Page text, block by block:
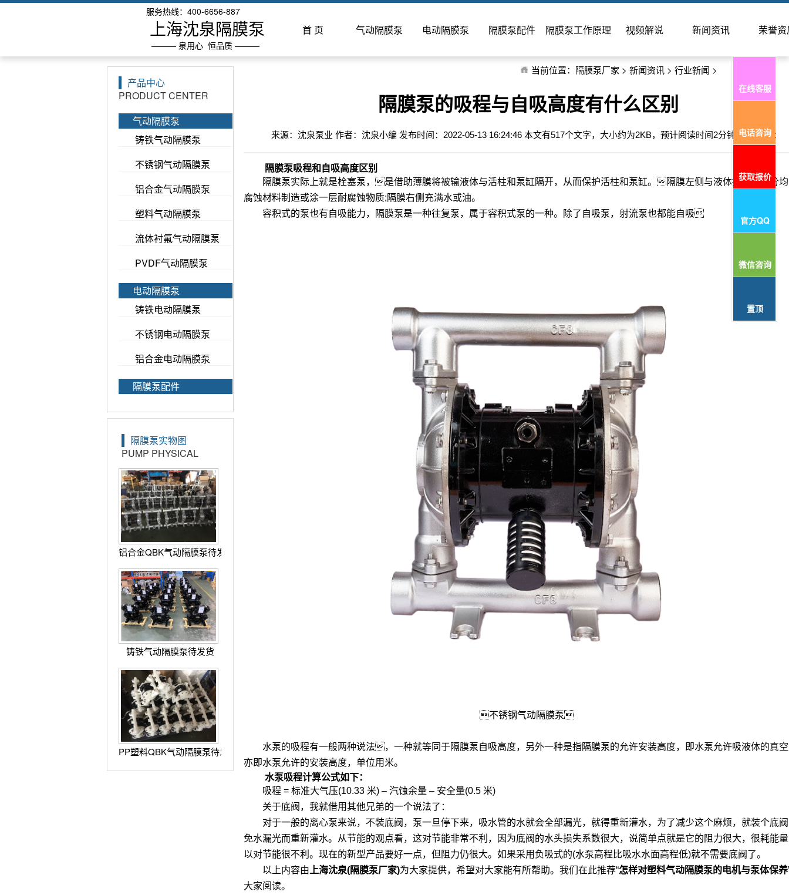
服务热线：400-6656-887
上海沈泉隔膜泵
——— 泉用心 恒品质 ———
首 页 气动隔膜泵 电动隔膜泵 隔膜泵配件 隔膜泵工作原理 视频解说 新闻资讯 荣誉资
在线客服
电话咨询
获取报价
官方QQ
微信咨询
置顶
当前位置： 隔膜泵厂家 > 新闻资讯 > 行业新闻 >
产品中心
PRODUCT CENTER
气动隔膜泵
铸铁气动隔膜泵
不锈钢气动隔膜泵
铝合金气动隔膜泵
塑料气动隔膜泵
流体衬氟气动隔膜泵
PVDF气动隔膜泵
电动隔膜泵
铸铁电动隔膜泵
不锈钢电动隔膜泵
铝合金电动隔膜泵
隔膜泵配件
隔膜泵实物图
PUMP PHYSICAL
铝合金QBK气动隔膜泵待发货
铸铁气动隔膜泵待发货
PP塑料QBK气动隔膜泵待发货
隔膜泵的吸程与自吸高度有什么区别
来源：沈泉泵业 作者：沈泉小编 发布时间：2022-05-13 16:24:46 本文有517个文字，大小约为2KB，预计阅读时间2分钟 阅读次数：
隔膜泵吸程和自吸高度区别
隔膜泵实际上就是栓塞泵， 是借助薄膜将被输液体与活柱和泵缸隔开，从而保护活柱和泵缸。 隔膜左侧与液体接触的部分
腐蚀材料制造或涂一层耐腐蚀物质;隔膜右侧充满水或油。
容积式的泵也有自吸能力，隔膜泵是一种往复泵，属于容积式泵的一种。除了自吸泵，射流泵也都能自吸
不锈钢气动隔膜泵
水泵的吸程有一般两种说法，一种就等同于隔膜泵自吸高度，另外一种是指隔膜泵的允许安装高度，即水泵允许吸液体的真
亦即水泵允许的安装高度，单位用米。
水泵吸程计算公式如下：
吸程 = 标准大气压(10.33 米) – 汽蚀余量 – 安全量(0.5 米)
关于底阀，我就借用其他兄弟的一个说法了：
对于一般的离心泵来说，不装底阀，泵一旦停下来，吸水管的水就会全部漏光，就得重新灌水，为了减少这个麻烦，就装个底
免水漏光而重新灌水。从节能的观点看，这对节能非常不利，因为底阀的水头损失系数很大，说简单点就是它的阻力很大，很耗能
以对节能很不利。现在的新型产品要好一点，但阻力仍很大。如果采用负吸式的(水泵高程比吸水水面高程低)就不需要底阀了。
以上内容由 上海沈泉(隔膜泵厂家)为大家提供，希望对大家能有所帮助。我们在此推荐“怎样对塑料气动隔膜泵的电机与泵体保养
大家阅读。